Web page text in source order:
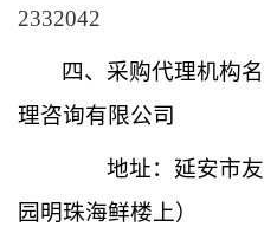
2332042
四、采购代理机构
理咨询有限公司
地址：延安市
园明珠海鲜楼上）